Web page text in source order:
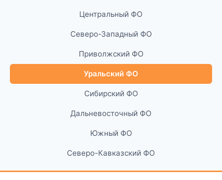
Центральный ФО
Северо-Западный ФО
Приволжский ФО
Уральский ФО
Сибирский ФО
Дальневосточный ФО
Южный ФО
Северо-Кавказский ФО